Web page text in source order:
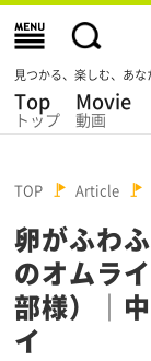
見つかる、楽しむ、あな
Top
トップ
Movie
動画
TOP Article
卵がふわ
のオムラ
部様）│
イ